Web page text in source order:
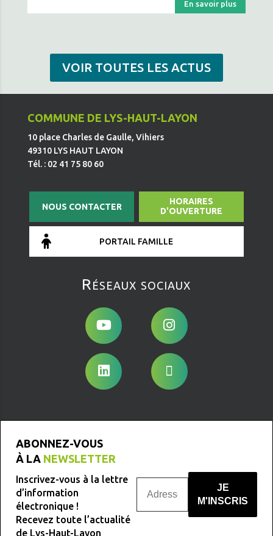
En savoir plus
VOIR TOUTES LES ACTUS
COMMUNE DE LYS-HAUT-LAYON
10 place Charles de Gaulle, Vihiers
49310 LYS HAUT LAYON
Tél. : 02 41 75 80 60
NOUS CONTACTER
HORAIRES
D'OUVERTURE
PORTAIL FAMILLE
Réseaux sociaux
ABONNEZ-VOUS
À LA NEWSLETTER
Inscrivez-vous à la lettre
d’information
électronique !
Recevez toute l’actualité
de Lys-Haut-Layon